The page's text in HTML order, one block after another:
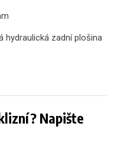
hydraulická zadní plošina
Napište